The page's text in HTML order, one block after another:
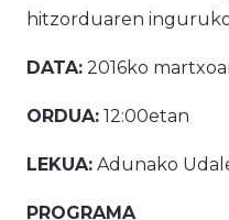
hitzorduaren
DATA: 2016ko
ORDUA: 12:00etan
LEKUA: Adunako
PROGRAMA